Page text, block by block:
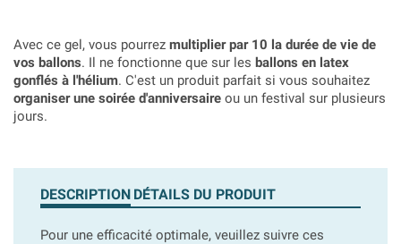
Avec ce gel, vous pourrez multiplier par 10 la durée de vie de
vos ballons. Il ne fonctionne que sur les ballons en latex
gonflés à l'hélium. C'est un produit parfait si vous souhaitez
organiser une soirée d'anniversaire ou un festival sur plusieurs
jours.
DESCRIPTION DÉTAILS DU PRODUIT
Pour une efficacité optimale, veuillez suivre ces